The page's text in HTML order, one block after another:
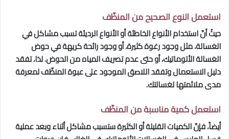
استعمل النوع الصحيح من المنظّف
حيثُ أنّ استخدام الأنواع الخاطئة أو الأنواع الرديئة تسبب مشاكل في
الغسالة، مثل وجود رغوة كثيرة، أو وجود رائحة كريهة في حوض
الغسالة الأتوماتيك، أو حتى عدم تصريف المياه من الحوض. لذا، تفقد
دليل الاستعمال وتفقد اللاصق الموجود على عبوة المنظّف لمعرفة
مدى ملائمتها لغسالتك.
استعمل كمية مناسبة من المنظّف
أيضاً، فإنّ الكميات القليلة أو الكثيرة ستسبب مشاكل أثناء وبعد عملية